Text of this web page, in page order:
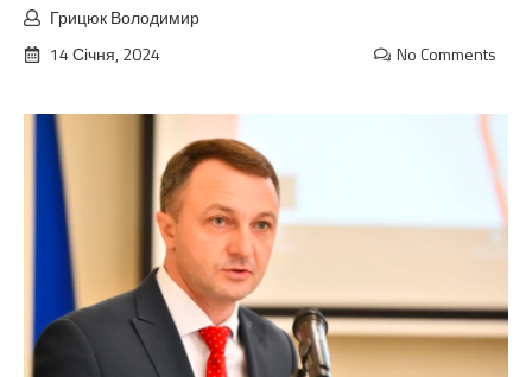
Грицюк Володимир
14 Січня, 2024
No Comments